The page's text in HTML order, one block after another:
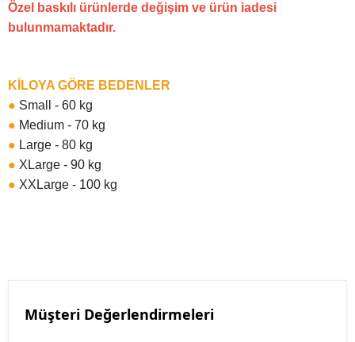
Özel baskılı ürünlerde değişim ve ürün iadesi
bulunmamaktadır.
KİLOYA GÖRE BEDENLER
● Small - 60 kg
● Medium - 70 kg
● Large - 80 kg
● XLarge - 90 kg
● XXLarge - 100 kg
Müşteri Değerlendirmeleri